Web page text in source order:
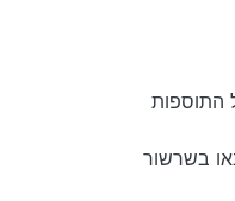
בשרשור